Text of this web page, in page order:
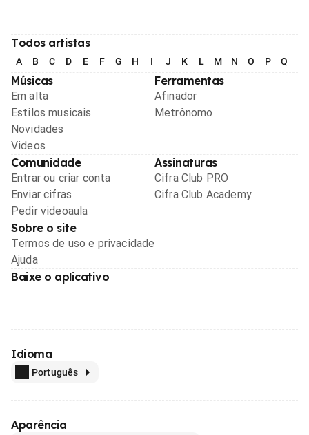
Todos artistas
A B C D E F G H I J K L M N O P Q
Músicas
Em alta
Estilos musicais
Novidades
Videos
Ferramentas
Afinador
Metrônomo
Comunidade
Entrar ou criar conta
Enviar cifras
Pedir videoaula
Assinaturas
Cifra Club PRO
Cifra Club Academy
Sobre o site
Termos de uso e privacidade
Ajuda
Baixe o aplicativo
Idioma
Português
Aparência